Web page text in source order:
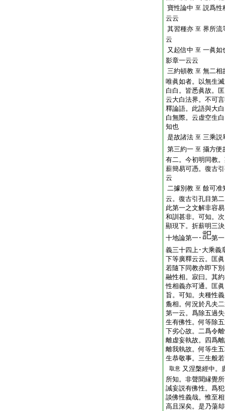
寶性論中 至 説爲
云云
其習種亦 至 界所
云
又起信中 至 一眞
影章一云云
三約頓教 至 無二
唯眞如者。以無生
白白。皆悉眞故。
云大白法界。不可
釋論語。此語與大
白無際。云虚空生
知也
是故諸法 至 三乘
第三約一 至 攝方
有二。今初明同教
薪簡易可憑。復古
云
二據別教 至 餘可
云。復古引孔目第
此第一之文解非容
和訓甚非。可知。
顯現下。折薪明三
十地論第一･
第
義三十四上･大乘義
下等廣釋云云。匡
若隨下同教亦即下
融性相。寂曰。其
性相義亦可通。匡
旨。可知。夫種性
麁相。何況於凡夫
第一云。爲除五過
生有佛性。何等除
下劣心故。二爲令
離虚妄執故。四爲
離我執故。何等生
生恭敬事。三生般
取意 又涅槃經中。
所知。非聲聞縁覺
誡妄説有佛性。爲
談佛性義哉。惟至
高且深矣。是乃蕩